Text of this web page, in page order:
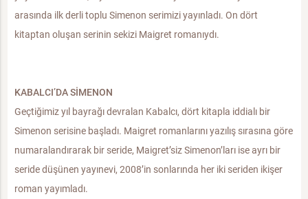
arasında ilk derli toplu Simenon serimizi yayınladı. On dört
kitaptan oluşan serinin sekizi Maigret romanıydı.
KABALCI’DA SİMENON
Geçtiğimiz yıl bayrağı devralan Kabalcı, dört kitapla iddialı bir
Simenon serisine başladı. Maigret romanlarını yazılış sırasına göre
numaralandırarak bir seride, Maigret’siz Simenon’ları ise ayrı bir
seride düşünen yayınevi, 2008’in sonlarında her iki seriden ikişer
roman yayımladı.